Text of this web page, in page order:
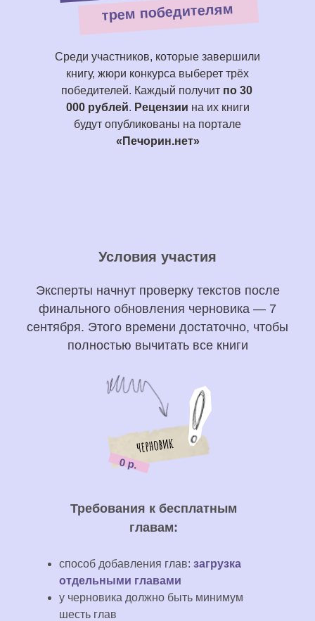
Среди участников, которые завершили
книгу, жюри конкурса выберет трёх
победителей. Каждый получит по 30
000 рублей. Рецензии на их книги
будут опубликованы на портале
«Печорин.нет»
трем победителям
Условия участия
Эксперты начнут проверку текстов после
финального обновления черновика — 7
сентября. Этого времени достаточно, чтобы
полностью вычитать все книги
способ добавления глав: загрузка
отдельными главами
у черновика должно быть минимум
шесть глав
Требования к бесплатным
главам:
0 р.